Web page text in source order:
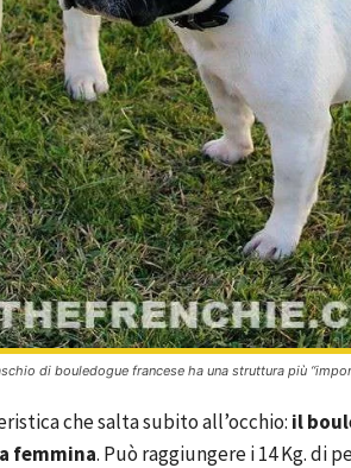
di bouledogue francese ha una struttura più
che salta subito all’occhio: il
femmina. Può raggiungere i 14 Kg. di